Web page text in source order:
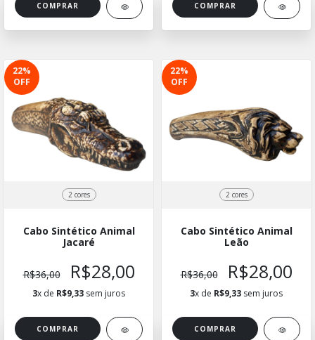
COMPRAR COMPRAR
22%
OFF
2 cores
Cabo Sintético Animal
Jacaré
R$36,00 R$28,00
3x de R$9,33 sem juros
COMPRAR
22%
OFF
2 cores
Cabo Sintético Animal
Leão
R$36,00 R$28,00
3x de R$9,33 sem juros
COMPRAR